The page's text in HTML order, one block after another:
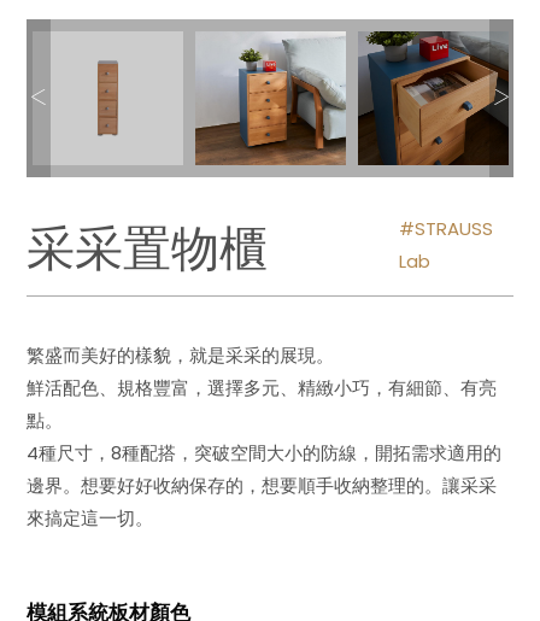
采采置物櫃
STRAUSS
Lab
繁盛而美好的樣貌，就是采采的展現。
鮮活配色、規格豐富，選擇多元、精緻小巧，有細節、有亮
點。
4種尺寸，8種配搭，突破空間大小的防線，開拓需求適用的
邊界。想要好好收納保存的，想要順手收納整理的。讓采采
來搞定這一切。
模組系統板材顏色